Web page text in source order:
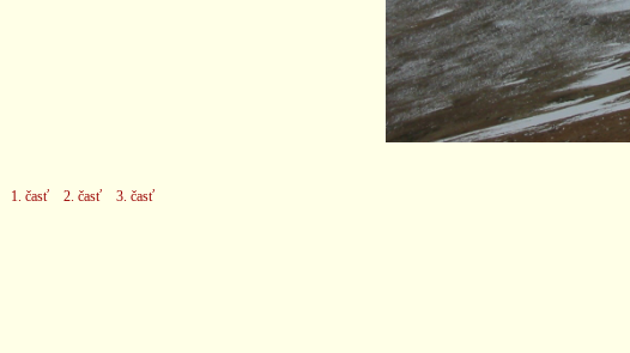
1. časť 2. časť 3. časť